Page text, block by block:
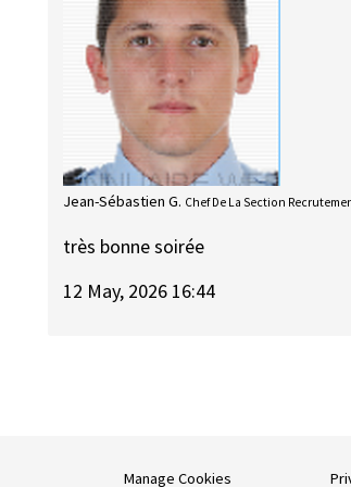
Jean-Sébastien G. Chef De La Section
très bonne soirée
12 May, 2026 16:44
Manage Cookies